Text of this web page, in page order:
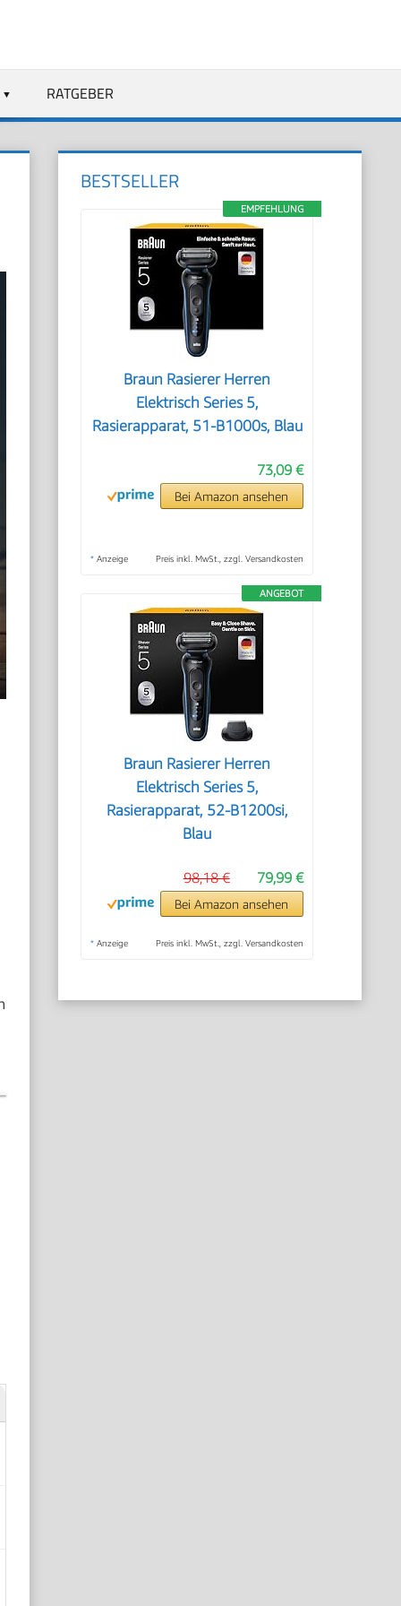
RATGEBER
BESTSELLER
EMPFEHLUNG
Braun Rasierer Herren
Elektrisch Series 5,
Rasierapparat, 51-B1000s, Blau
73,09 €
Bei Amazon ansehen
* Anzeige Preis inkl. MwSt., zzgl. Versandkosten
ANGEBOT
Braun Rasierer Herren
Elektrisch Series 5,
Rasierapparat, 52-B1200si,
Blau
79,99 €
98,18 €
Bei Amazon ansehen
* Anzeige Preis inkl. MwSt., zzgl. Versandkosten